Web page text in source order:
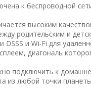
к беспроводной
высоким
родительским и
и Wi-Fi для
диагональ
подключить к
из любой точки